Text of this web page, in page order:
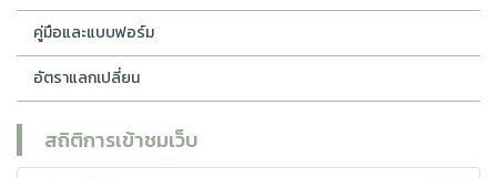
คู่มือและแบบฟอร์ม
อัตราแลกเปลี่ยน
สถิติการเข้าชมเว็บ